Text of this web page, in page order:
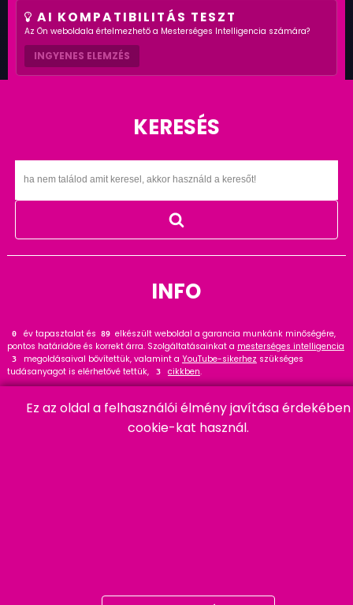
AI KOMPATIBILITÁS TESZT
Az Ön weboldala értelmezhető a Mesterséges Intelligencia számára?
INGYENES ELEMZÉS
KERESÉS
INFO
0 év tapasztalat és 111 elkészült weboldal a garancia munkánk minőségére,
pontos határidőre és korrekt árra. Szolgáltatásainkat a mesterséges intelligencia
3 megoldásaival bővítettük, valamint a YouTube-sikerhez szükséges
tudásanyagot is elérhetővé tettük,
3 cikkben.
szakértőként ajánlom a 20 cikket és bővítményt.
Ez az oldal a felhasználói élmény javítása érdekében
cookie-kat használ.